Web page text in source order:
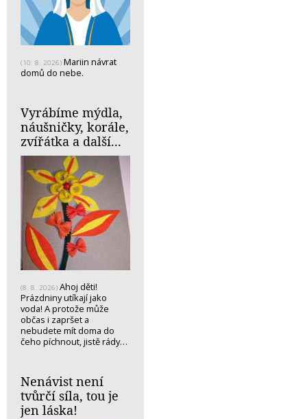
(10. 8. 2026) Mariin návrat
domů do nebe.
Vyrábíme mýdla,
náušničky, korále,
zvířátka a další...
(8. 8. 2026) Ahoj děti!
Prázdniny utíkají jako
voda! A protože může
občas i zapršet a
nebudete mít doma do
čeho píchnout, jistě rády…
Nenávist není
tvůrčí síla, tou je
jen láska!